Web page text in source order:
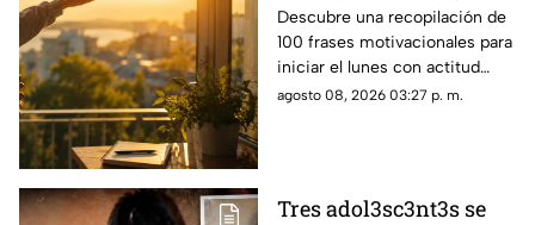
motivación y éxito
Descubre una recopilación de
100 frases motivacionales para
iniciar el lunes con actitud
positiva, superar la rutina y
agosto 08, 2026 03:27 p. m.
Tres adol3sc3nt3s se